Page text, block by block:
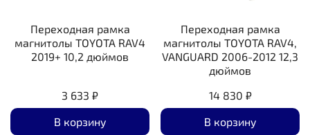
Переходная рамка
магнитолы TOYOTA RAV4
2019+ 10,2 дюймов
3 633 ₽
В корзину
Переходная рамка
магнитолы TOYOTA RAV4,
VANGUARD 2006-2012 12,3
дюймов
14 830 ₽
В корзину